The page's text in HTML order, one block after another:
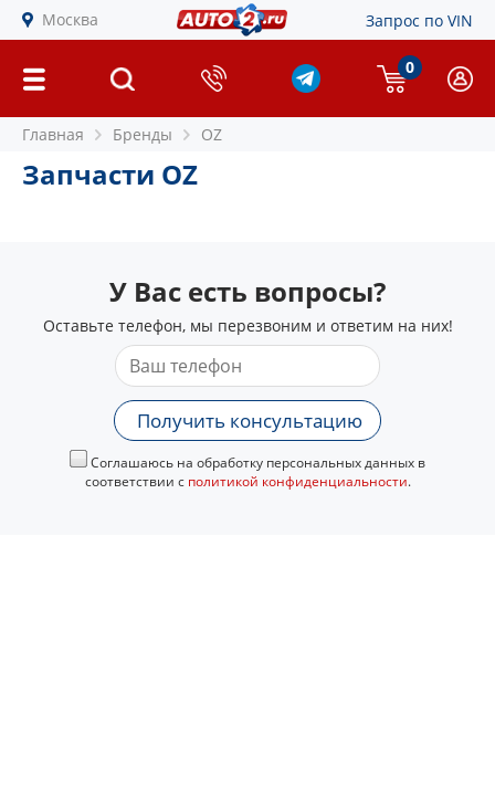
Москва Запрос по VIN
0
Главная Бренды OZ
Запчасти OZ
У Вас есть вопросы?
Оставьте телефон, мы перезвоним и ответим на них!
Получить консультацию
Соглашаюсь на обработку персональных данных в
соответствии с политикой конфиденциальности.